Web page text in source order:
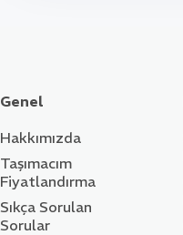
Genel
Hakkımızda
Taşımacım
Fiyatlandırma
Sıkça Sorulan
Sorular